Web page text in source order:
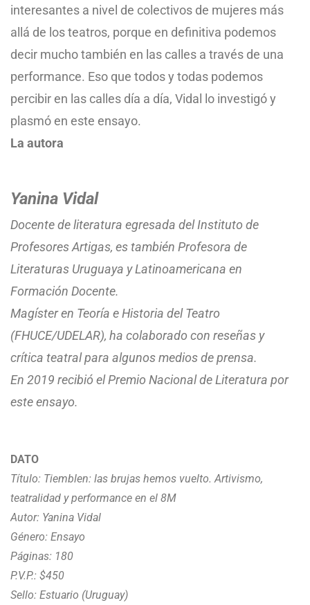
interesantes a nivel de colectivos de mujeres más
allá de los teatros, porque en definitiva podemos
decir mucho también en las calles a través de una
performance. Eso que todos y todas podemos
percibir en las calles día a día, Vidal lo investigó y
plasmó en este ensayo.
La autora
Yanina Vidal
Docente de literatura egresada del Instituto de
Profesores Artigas, es también Profesora de
Literaturas Uruguaya y Latinoamericana en
Formación Docente.
Magíster en Teoría e Historia del Teatro
(FHUCE/UDELAR), ha colaborado con reseñas y
crítica teatral para algunos medios de prensa.
En 2019 recibió el Premio Nacional de Literatura por
este ensayo.
DATO
Título: Tiemblen: las brujas hemos vuelto. Artivismo,
teatralidad y performance en el 8M
Autor: Yanina Vidal
Género: Ensayo
Páginas: 180
P.V.P.: $450
Sello: Estuario (Uruguay)